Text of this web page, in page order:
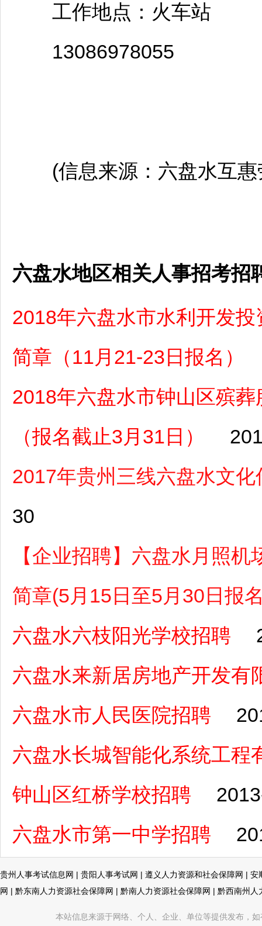
工作地点：火车站
13086978055
(信息来源： 六盘水互
六盘水地区相关人事招考招
2018年六盘水市水利开发
简章（11月21-23日报名）
2018年六盘水市钟山区殡
（报名截止3月31日）
2017年贵州三线六盘水文
30
【企业招聘】六盘水月照
简章(5月15日至5月30日报
六盘水六枝阳光学校招聘
六盘水来新居房地产开发有
六盘水市人民医院招聘
六盘水长城智能化系统工程
钟山区红桥学校招聘
六盘水市第一中学招聘
贵州人事考试信息网 | 贵阳人事考试网 | 遵义人力资源和社会保障网 | 安
网 | 黔东南人力资源社会保障网 | 黔南人力资源社会保障网 | 黔西南州人
本站信息来源于网络、个人、企业、单位等提供发布，